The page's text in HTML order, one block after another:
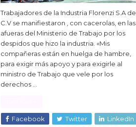
Trabajadores de la Industria Florenzi S.A de
C.V se manifiestaron , con cacerolas, en las
afueras del Ministerio de Trabajo por los
despidos que hizo la industria. «Mis
compañeras están en huelga de hambre,
para exigir más apoyo y para exigirle al
ministro de Trabajo que vele por los
derechos …
Facebook Twitter LinkedIn